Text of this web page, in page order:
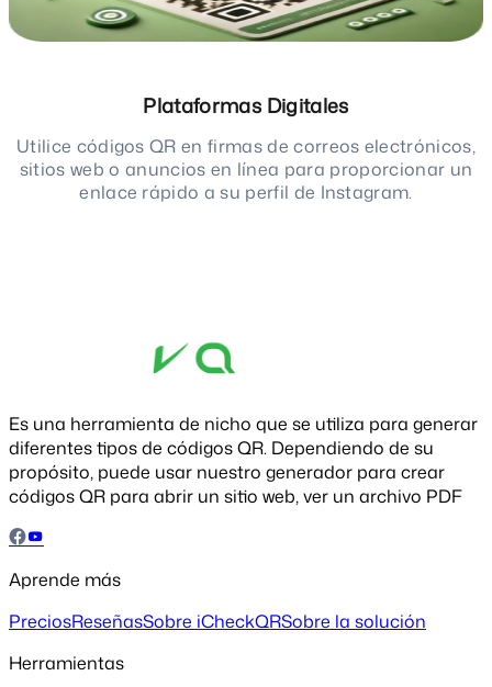
Plataformas Digitales
Utilice códigos QR en firmas de correos electrónicos,
sitios web o anuncios en línea para proporcionar un
enlace rápido a su perfil de Instagram.
Es una herramienta de nicho que se utiliza para generar
diferentes tipos de códigos QR. Dependiendo de su
propósito, puede usar nuestro generador para crear
códigos QR para abrir un sitio web, ver un archivo PDF
Aprende más
PreciosReseñasSobre iCheckQRSobre la solución
Herramientas